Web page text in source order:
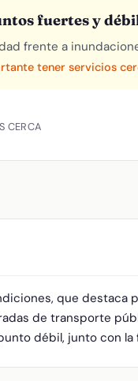
fuertes y
frente a
tener servicios
CERCA
que destaca
de transporte
débil, junto con la